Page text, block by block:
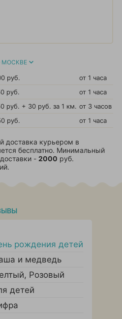
МОСКВЕ
руб.
от 1 часа
руб.
от 1 часа
руб. + 30 руб. за 1 км. от 3 часов
руб. от 1 часа
доставка курьером в
бесплатно. Минимальный
- 2000 руб.
рождения детей
и медведь
, Розовый
детей